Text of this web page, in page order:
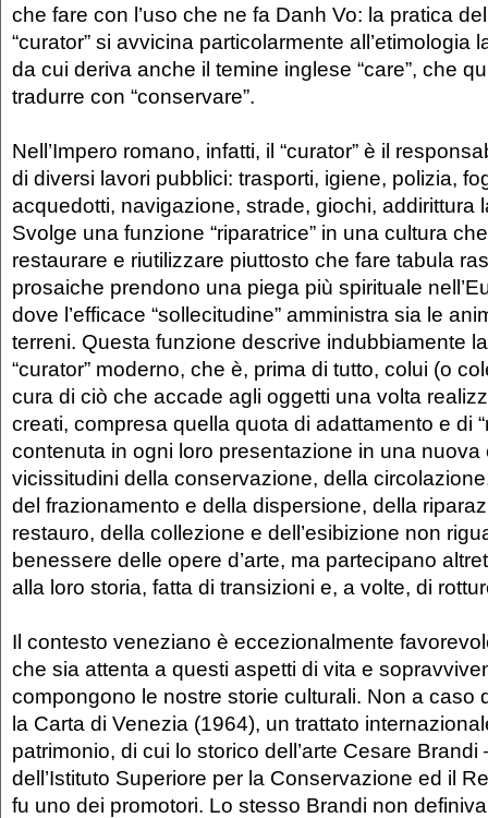
che fare con l’uso che ne fa Danh Vo: la pratica
“curator” si avvicina particolarmente all’etimologia
da cui deriva anche il temine inglese “care”, che
tradurre con “conservare”.
Nell’Impero romano, infatti, il “curator” è il
di diversi lavori pubblici: trasporti, igiene, polizia,
acquedotti, navigazione, strade, giochi, addirittura
Svolge una funzione “riparatrice” in una cultura
restaurare e riutilizzare piuttosto che fare tabula
prosaiche prendono una piega più spirituale
dove l’efficace “sollecitudine” amministra sia le
terreni. Questa funzione descrive indubbiamente
“curator” moderno, che è, prima di tutto, colui (o
cura di ciò che accade agli oggetti una volta
creati, compresa quella quota di adattamento e di
contenuta in ogni loro presentazione in una
vicissitudini della conservazione, della
del frazionamento e della dispersione, della
restauro, della collezione e dell’esibizione non
benessere delle opere d’arte, ma partecipano
alla loro storia, fatta di transizioni e, a volte, di
Il contesto veneziano è eccezionalmente
che sia attenta a questi aspetti di vita e
compongono le nostre storie culturali. Non a caso
la Carta di Venezia (1964), un trattato
patrimonio, di cui lo storico dell’arte Cesare Brandi
dell’Istituto Superiore per la Conservazione ed il
fu uno dei promotori. Lo stesso Brandi non